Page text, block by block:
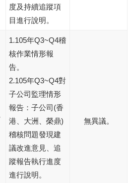
度及持續追蹤項
目進行說明。
1.105年Q3~Q4稽
核作業情形報
告。
2.105年Q3~Q4對
子公司監理情形
報告：子公司(香
港、大洲、榮鼎)
稽核問題發現建
議改進意見、追
蹤報告執行進度
進行說明。
無異議。